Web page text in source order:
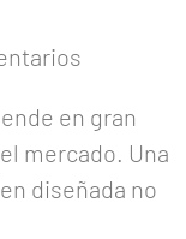
en gran
mercado. Una
diseñada no